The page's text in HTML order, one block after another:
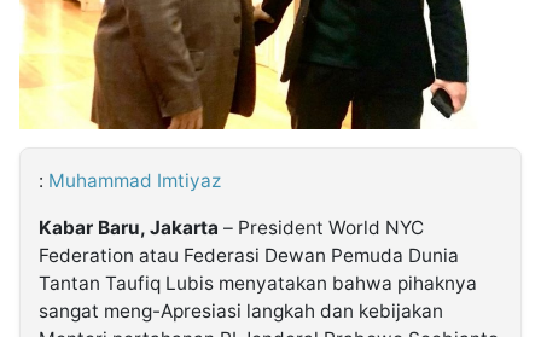
Follow
Kabarbaru
: Muhammad Imtiyaz
Kabar Baru, Jakarta – President World NYC
Federation atau Federasi Dewan Pemuda Dunia
Tantan Taufiq Lubis menyatakan bahwa pihaknya
sangat meng-Apresiasi langkah dan kebijakan